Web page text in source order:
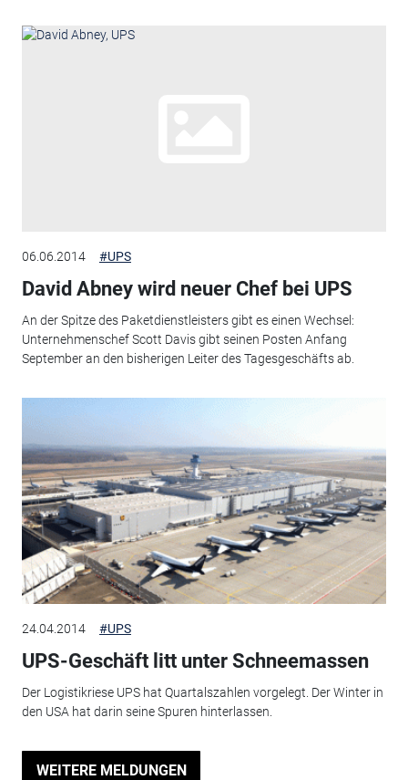
06.06.2014 #UPS
David Abney wird neuer Chef bei UPS
An der Spitze des Paketdienstleisters gibt es einen Wechsel:
Unternehmenschef Scott Davis gibt seinen Posten Anfang
September an den bisherigen Leiter des Tagesgeschäfts ab.
24.04.2014 #UPS
UPS-Geschäft litt unter Schneemassen
Der Logistikriese UPS hat Quartalszahlen vorgelegt. Der Winter in
den USA hat darin seine Spuren hinterlassen.
WEITERE MELDUNGEN